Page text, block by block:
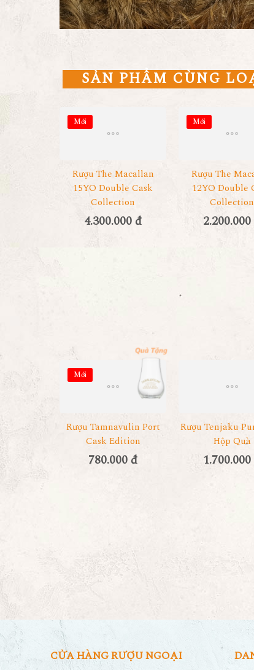
SẢN PHẨM CÙNG
Mới
Rượu The Macallan
15YO Double Cask
Collection
4.300.000 đ
Mới
Rượu The
12YO Double
Collection
Mới
Rượu Tamnavulin Port
Cask Edition
780.000 đ
Rượu Tenjaku
Hộp Quà
CỬA HÀNG RƯỢU NGOẠI